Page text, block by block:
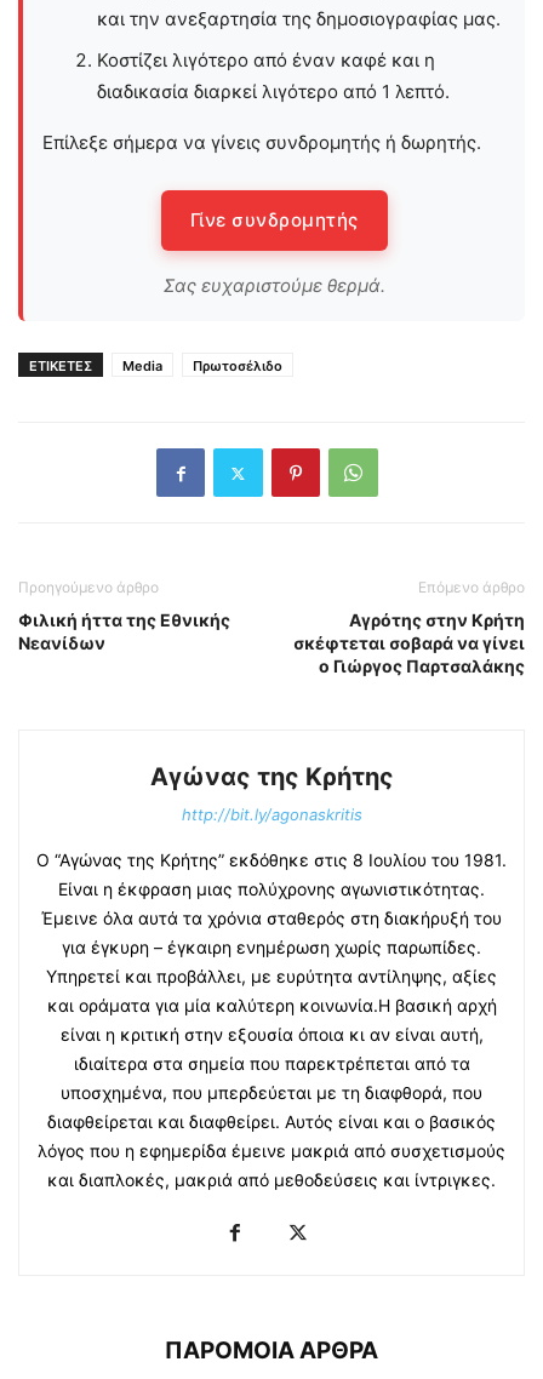
και την ανεξαρτησία της δημοσιογραφίας μας.
Κοστίζει λιγότερο από έναν καφέ και η
διαδικασία διαρκεί λιγότερο από 1 λεπτό.
Επίλεξε σήμερα να γίνεις συνδρομητής ή δωρητής.
Γίνε συνδρομητής
Σας ευχαριστούμε θερμά.
ΕΤΙΚΕΤΕΣ Media Πρωτοσέλιδο
Προηγούμενο άρθρο
Φιλική ήττα της Εθνικής
Νεανίδων
Επόμενο άρθρο
Αγρότης στην Κρήτη
σκέφτεται σοβαρά να γίνει
ο Γιώργος Παρτσαλάκης
Αγώνας της Κρήτης
http://bit.ly/agonaskritis
Ο “Αγώνας της Κρήτης” εκδόθηκε στις 8 Ιουλίου του 1981.
Είναι η έκφραση μιας πολύχρονης αγωνιστικότητας.
Έμεινε όλα αυτά τα χρόνια σταθερός στη διακήρυξή του
για έγκυρη – έγκαιρη ενημέρωση χωρίς παρωπίδες.
Υπηρετεί και προβάλλει, με ευρύτητα αντίληψης, αξίες
και οράματα για μία καλύτερη κοινωνία.Η βασική αρχή
είναι η κριτική στην εξουσία όποια κι αν είναι αυτή,
ιδιαίτερα στα σημεία που παρεκτρέπεται από τα
υποσχημένα, που μπερδεύεται με τη διαφθορά, που
διαφθείρεται και διαφθείρει. Αυτός είναι και ο βασικός
λόγος που η εφημερίδα έμεινε μακριά από συσχετισμούς
και διαπλοκές, μακριά από μεθοδεύσεις και ίντριγκες.
ΠΑΡΟΜΟΙΑ ΑΡΘΡΑ